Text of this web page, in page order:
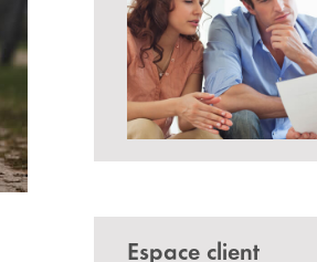
Espace client